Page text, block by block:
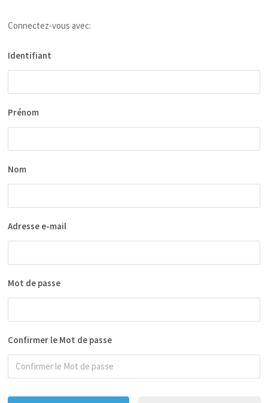
Connectez-vous avec:
Identifiant
Prénom
Nom
Adresse e-mail
Mot de passe
Confirmer le Mot de passe